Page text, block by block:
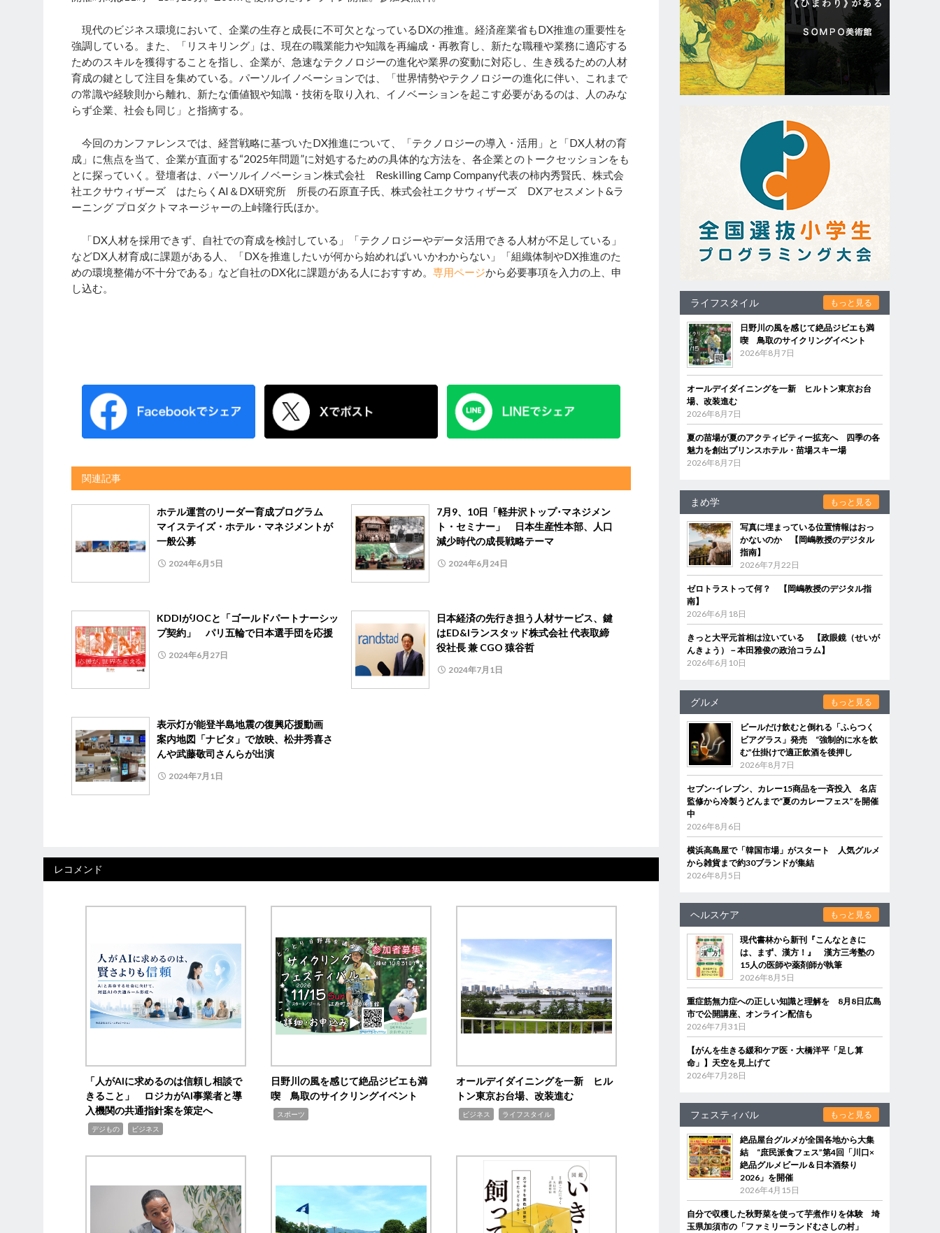
現代のビジネス環境において、企業の生存と成長に不可欠となっているDXの推進。経済産業省もDX推進の重要性を
強調している。また、「リスキリング」は、現在の職業能力や知識を再編成・再教育し、新たな職種や業務に適応する
ためのスキルを獲得することを指し、企業が、急速なテクノロジーの進化や業界の変動に対応し、生き残るための人材
育成の鍵として注目を集めている。パーソルイノベーションでは、「世界情勢やテクノロジーの進化に伴い、これまで
の常識や経験則から離れ、新たな価値観や知識・技術を取り入れ、イノベーションを起こす必要があるのは、人のみな
らず企業、社会も同じ」と指摘する。
今回のカンファレンスでは、経営戦略に基づいたDX推進について、「テクノロジーの導入・活用」と「DX人材の育
成」に焦点を当て、企業が直面する“2025年問題”に対処するための具体的な方法を、各企業とのトークセッションをも
とに探っていく。登壇者は、パーソルイノベーション株式会社 Reskilling Camp Company代表の柿内秀賢氏、株式会
社エクサウィザーズ はたらくAI＆DX研究所 所長の石原直子氏、株式会社エクサウィザーズ DXアセスメント&ラ
ーニング プロダクトマネージャーの上峠隆行氏ほか。
「DX人材を採用できず、自社での育成を検討している」「テクノロジーやデータ活用できる人材が不足している」
などDX人材育成に課題がある人、「DXを推進したいが何から始めればいいかわからない」「組織体制やDX推進のた
めの環境整備が不十分である」など自社のDX化に課題がある人におすすめ。 専用ページから必要事項を入力の上、申
し込む。
関連記事
ホテル運営のリーダー育成プログラム
マイステイズ・ホテル・マネジメントが
一般公募
2024年6月5日
7月9、10日「軽井沢トップ･マネジメン
ト・セミナー」 日本生産性本部、人口
減少時代の成長戦略テーマ
2024年6月24日
KDDIがJOCと「ゴールドパートナーシッ
プ契約」 パリ五輪で日本選手団を応援
2024年6月27日
日本経済の先行き担う人材サービス、鍵
はED&Iランスタッド株式会社 代表取締
役社長 兼 CGO 猿谷哲
2024年7月1日
表示灯が能登半島地震の復興応援動画
案内地図「ナビタ」で放映、松井秀喜さ
んや武藤敬司さんらが出演
2024年7月1日
レコメンド
「人がAIに求めるのは信頼し相談で
きること」 ロジカがAI事業者と導
入機関の共通指針案を策定へ
デジもの ビジネス
日野川の風を感じて絶品ジビエも満
喫 鳥取のサイクリングイベント
スポーツ
オールデイダイニングを一新 ヒル
トン東京お台場、改装進む
ビジネス ライフスタイル
ライフスタイル もっと見る
日野川の風を感じて絶品ジビエも満
喫 鳥取のサイクリングイベント
2026年8月7日
オールデイダイニングを一新 ヒルトン東京お台
場、改装進む
2026年8月7日
夏の苗場が夏のアクティビティー拡充へ 四季の各
魅力を創出プリンスホテル・苗場スキー場
2026年8月7日
まめ学 もっと見る
写真に埋まっている位置情報はおっ
かないのか 【岡嶋教授のデジタル
指南】
2026年7月22日
ゼロトラストって何？ 【岡嶋教授のデジタル指
南】
2026年6月18日
きっと大平元首相は泣いている 【政眼鏡（せいが
んきょう）－本田雅俊の政治コラム】
2026年6月10日
グルメ もっと見る
ビールだけ飲むと倒れる「ふらつく
ビアグラス」発売 “強制的に水を飲
む”仕掛けで適正飲酒を後押し
2026年8月7日
セブン‐イレブン、カレー15商品を一斉投入 名店
監修から冷製うどんまで“夏のカレーフェス”を開催
中
2026年8月6日
横浜高島屋で「韓国市場」がスタート 人気グルメ
から雑貨まで約30ブランドが集結
2026年8月5日
ヘルスケア もっと見る
現代書林から新刊『こんなときに
は、まず、漢方！』 漢方三考塾の
15人の医師や薬剤師が執筆
2026年8月5日
重症筋無力症への正しい知識と理解を 8月8日広島
市で公開講座、オンライン配信も
2026年7月31日
【がんを生きる緩和ケア医・大橋洋平「足し算
命」】天空を見上げて
2026年7月28日
フェスティバル もっと見る
絶品屋台グルメが全国各地から大集
結 “庶民派食フェス”第4回「川口×
絶品グルメビール＆日本酒祭り
2026」を開催
2026年4月15日
自分で収穫した秋野菜を使って芋煮作りを体験 埼
玉県加須市の「ファミリーランドむさしの村」